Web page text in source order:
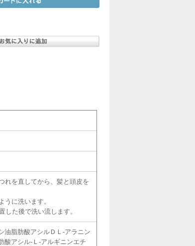
れを直してから、髪と頭皮を
に洗います。
した後で洗い流します。
油脂肪酸アシルＤＬ-アラニン
酸アシル-Ｌ-アルギニンエチ